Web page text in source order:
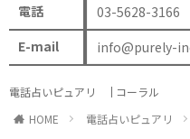
電話
03-5628-3166
E-mail
info@purely-
電話占いピュアリ
コーラル
HOME
電話占いピュアリ